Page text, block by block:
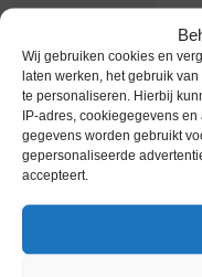
Wij gebruiken cookies en
laten werken, het gebruik
te personaliseren. Hierbij
IP-adres, cookiegegevens
gegevens worden gebruikt
gepersonaliseerde
accepteert.
Euromunten /